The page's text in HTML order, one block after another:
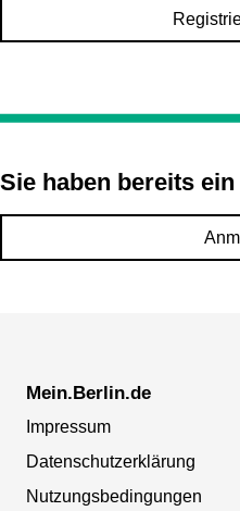
Sie haben bereits
Mein.Berlin.de
Impressum
Datenschutzerklärung
Nutzungsbedingungen